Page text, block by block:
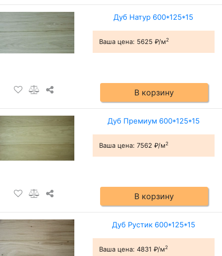
Дуб Натур 600*125*15
Ваша цена: 5625 ₽/м2
В корзину
Дуб Премиум 600*125*15
Ваша цена: 7562 ₽/м2
В корзину
Дуб Рустик 600*125*15
Ваша цена: 4831 ₽/м2